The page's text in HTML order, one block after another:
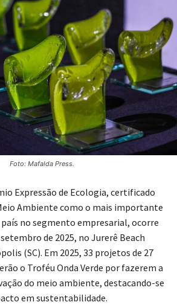
Foto: Mafalda Press.
Expressão de Ecologia, certificado
Ambiente como o mais importante
no segmento empresarial, ocorre
de 2025, no Jurerê Beach
(SC). Em 2025, 33 projetos de 27
o Troféu Onda Verde por fazerem a
do meio ambiente, destacando-se
em sustentabilidade.